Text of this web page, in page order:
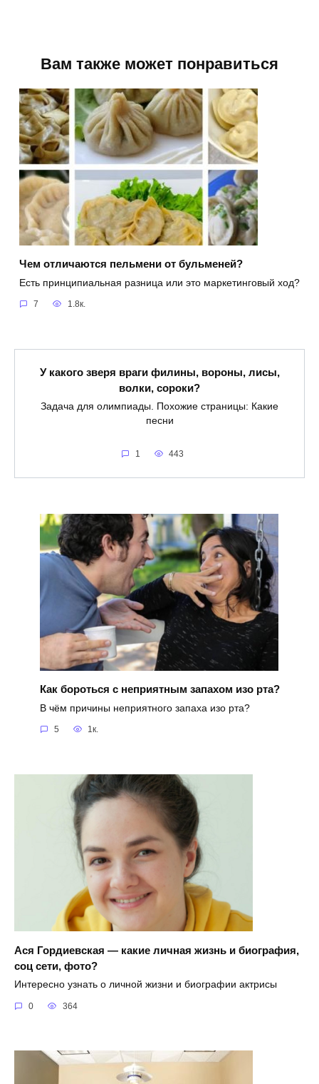
Вам также может понравиться
Чем отличаются пельмени от бульменей?
Есть принципиальная разница или это маркетинговый ход?
7 1.8к.
У какого зверя враги филины, вороны, лисы,
волки, сороки?
Задача для олимпиады. Похожие страницы: Какие
песни
1 443
Как бороться с неприятным запахом изо рта?
В чём причины неприятного запаха изо рта?
5 1к.
Ася Гордиевская — какие личная жизнь и биография,
соц сети, фото?
Интересно узнать о личной жизни и биографии актрисы
0 364